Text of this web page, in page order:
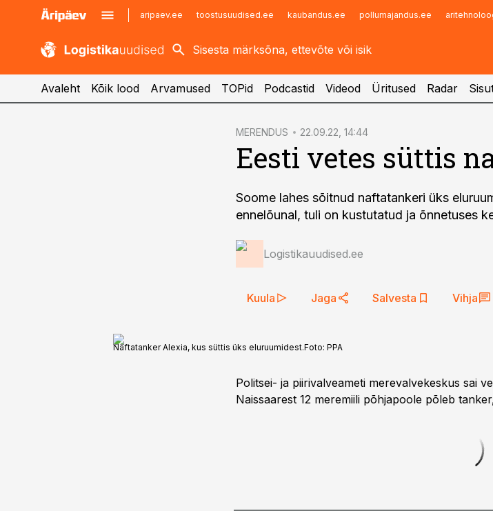
aripaev.ee toostusuudised.ee kaubandus.ee pollumajandus.ee
kaubandus.ee
kinnisvarauudised.ee
imelineajalugu.ee
Infopank
Avaleht Kõik lood Arvamused TOPid Podcastid Videod Üritused Radar
MERENDUS 22.09.22, 14:44
Eesti vetes süttis
Soome lahes sõitnud naftatankeri üks
ennelõunal, tuli on kustutatud ja õnnetuses
Logistikauudised.ee
Kuula Jaga Salvesta Vihja
Naftatanker Alexia, kus süttis üks eluruumidest.Foto: PPA
Politsei- ja piirivalveameti merevalvekeskus sai
Naissaarest 12 meremiili põhjapoole põleb